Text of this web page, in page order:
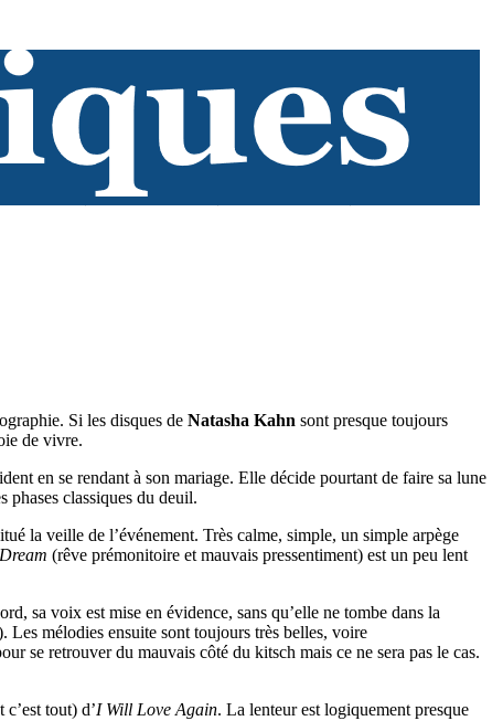
Si les disques de Natasha Kahn sont presque toujours
de vivre.
en se rendant à son mariage. Elle décide pourtant de faire sa lune
phases classiques du deuil.
la veille de l’événement. Très calme, simple, un simple arpège
(rêve prémonitoire et mauvais pressentiment) est un peu lent
sa voix est mise en évidence, sans qu’elle ne tombe dans la
Les mélodies ensuite sont toujours très belles, voire
se retrouver du mauvais côté du kitsch mais ce ne sera pas le cas.
tout) d’I Will Love Again. La lenteur est logiquement presque